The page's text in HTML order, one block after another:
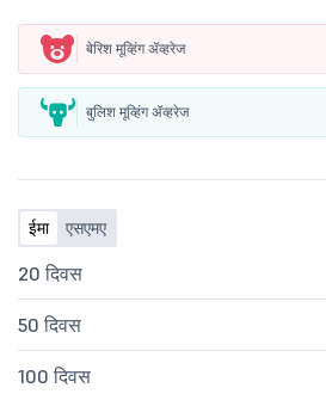
बेरिश मूव्हिंग ॲव्हरेज
बुलिश मूव्हिंग ॲव्हरेज
ईमा एसएमए
20 दिवस
50 दिवस
100 दिवस